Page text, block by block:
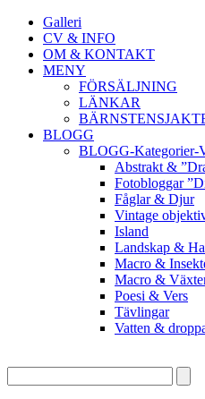
Galleri
CV & INFO
OM & KONTAKT
MENY
FÖRSÄLJNING
LÄNKAR
BLOGG
BLOGG-Kategorier-
Abstrakt &
Fotobloggar
Fåglar & Djur
Vintage
Island
Landskap &
Macro &
Macro &
Poesi & Vers
Tävlingar
Vatten &